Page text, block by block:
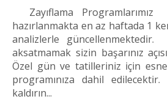
Zayıflama
hazırlanmakta en az haftada 1
analizlerle güncellenmektedir.
aksatmamak sizin başarınız
Özel gün ve tatilleriniz için
programınıza dahil
kaldırın...